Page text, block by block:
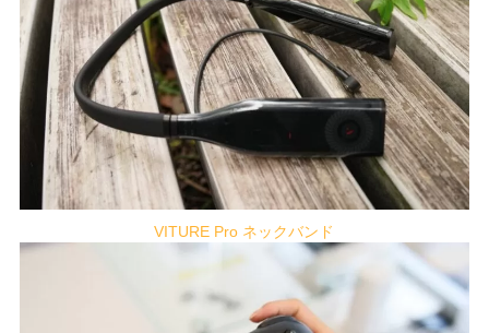
VITURE Pro ネックバンド